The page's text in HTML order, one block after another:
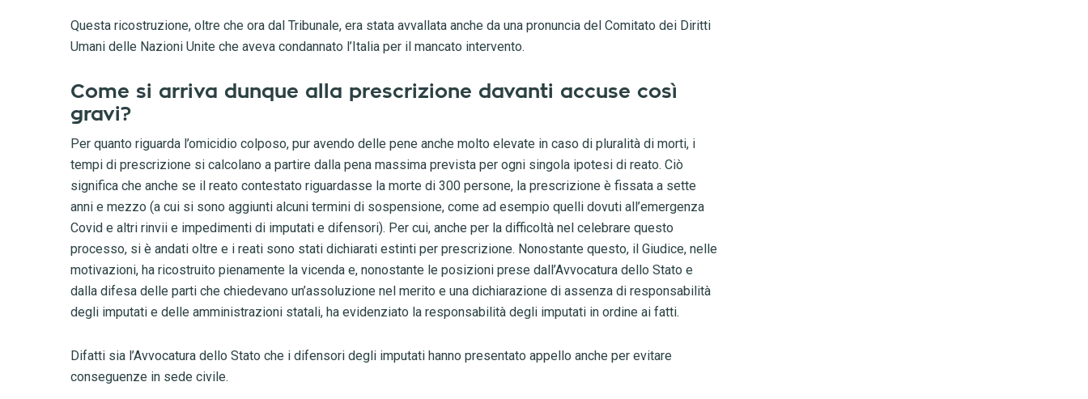
Questa ricostruzione, oltre che ora dal Tribunale, era stata avvallata anche da una pronuncia del Comitato dei Diritti
Umani delle Nazioni Unite che aveva condannato l’Italia per il mancato intervento.
Come si arriva dunque alla prescrizione davanti accuse così
gravi?
Per quanto riguarda l’omicidio colposo, pur avendo delle pene anche molto elevate in caso di pluralità di morti, i
tempi di prescrizione si calcolano a partire dalla pena massima prevista per ogni singola ipotesi di reato. Ciò
significa che anche se il reato contestato riguardasse la morte di 300 persone, la prescrizione è fissata a sette
anni e mezzo (a cui si sono aggiunti alcuni termini di sospensione, come ad esempio quelli dovuti all’emergenza
Covid e altri rinvii e impedimenti di imputati e difensori). Per cui, anche per la difficoltà nel celebrare questo
processo, si è andati oltre e i reati sono stati dichiarati estinti per prescrizione. Nonostante questo, il Giudice, nelle
motivazioni, ha ricostruito pienamente la vicenda e, nonostante le posizioni prese dall’Avvocatura dello Stato e
dalla difesa delle parti che chiedevano un’assoluzione nel merito e una dichiarazione di assenza di responsabilità
degli imputati e delle amministrazioni statali, ha evidenziato la responsabilità degli imputati in ordine ai fatti.
Difatti sia l’Avvocatura dello Stato che i difensori degli imputati hanno presentato appello anche per evitare
conseguenze in sede civile.